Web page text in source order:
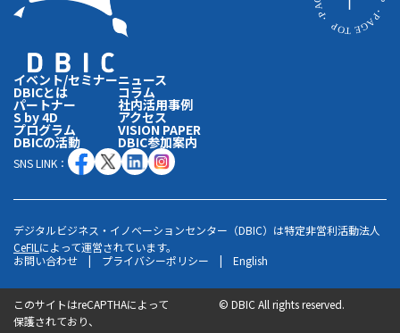
イベント/セミナー
DBICとは
パートナー
S by 4D
プログラム
DBICの活動
ニュース
コラム
社内活用事例
アクセス
VISION PAPER
DBIC参加案内
SNS LINK：
デジタルビジネス・イノベーションセンター（DBIC）は特定非営利活動法人
CeFIL によって運営されています。
お問い合わせ
| プライバシーポリシー | English
このサイトはreCAPTHAによって
保護されており、
©DBIC All rights reserved.